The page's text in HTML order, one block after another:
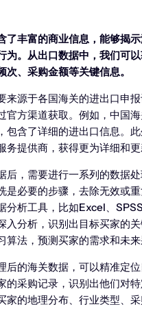
了丰富的商业信息，能够揭
为。从出口数据中，我们可
次、采购金额等关键信息。
来源于各国海关的进出口申
官方渠道获取。例如，中国
包含了详细的进出口信息。
务提供商，获得更为详细和更
后，需要进行一系列的数据
是必要的步骤，去除无效或
分析工具，比如Excel、
入分析，识别出目标买家的
算法，预测买家的需求和未来
后的海关数据，可以精准定
的采购记录，识别出他们对特
家的地理分布、行业类型、采